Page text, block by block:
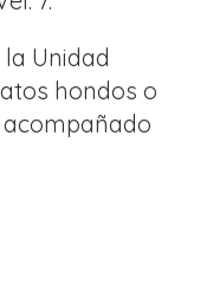
Unidad
hondos o